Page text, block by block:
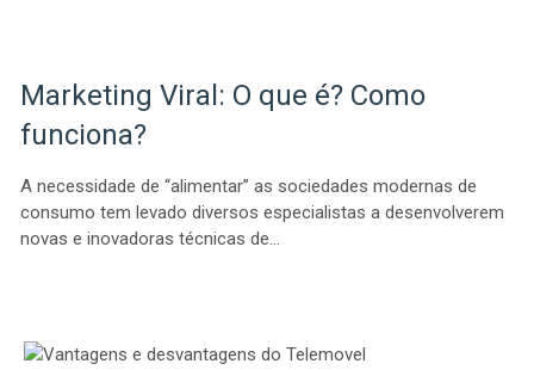
Marketing Viral: O que é? Como
funciona?
A necessidade de “alimentar” as sociedades modernas de
consumo tem levado diversos especialistas a desenvolverem
novas e inovadoras técnicas de…